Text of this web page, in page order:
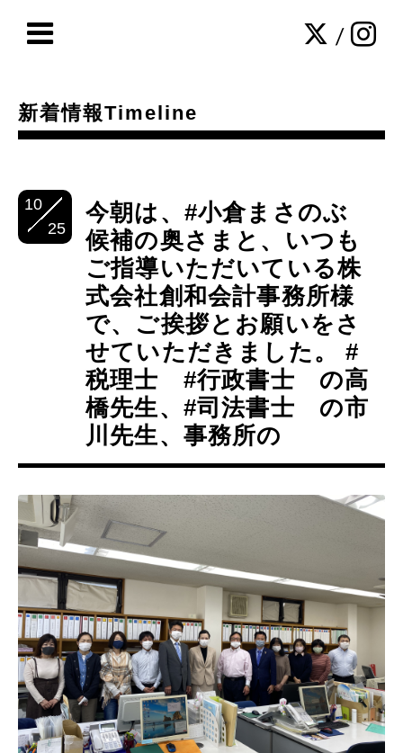
/
新着情報Timeline
10
25
今朝は、#小倉まさのぶ
候補の奥さまと、いつも
ご指導いただいている株
式会社創和会計事務所様
で、ご挨拶とお願いをさ
せていただきました。 #
税理士 #行政書士 の高
橋先生、#司法書士 の市
川先生、事務所の